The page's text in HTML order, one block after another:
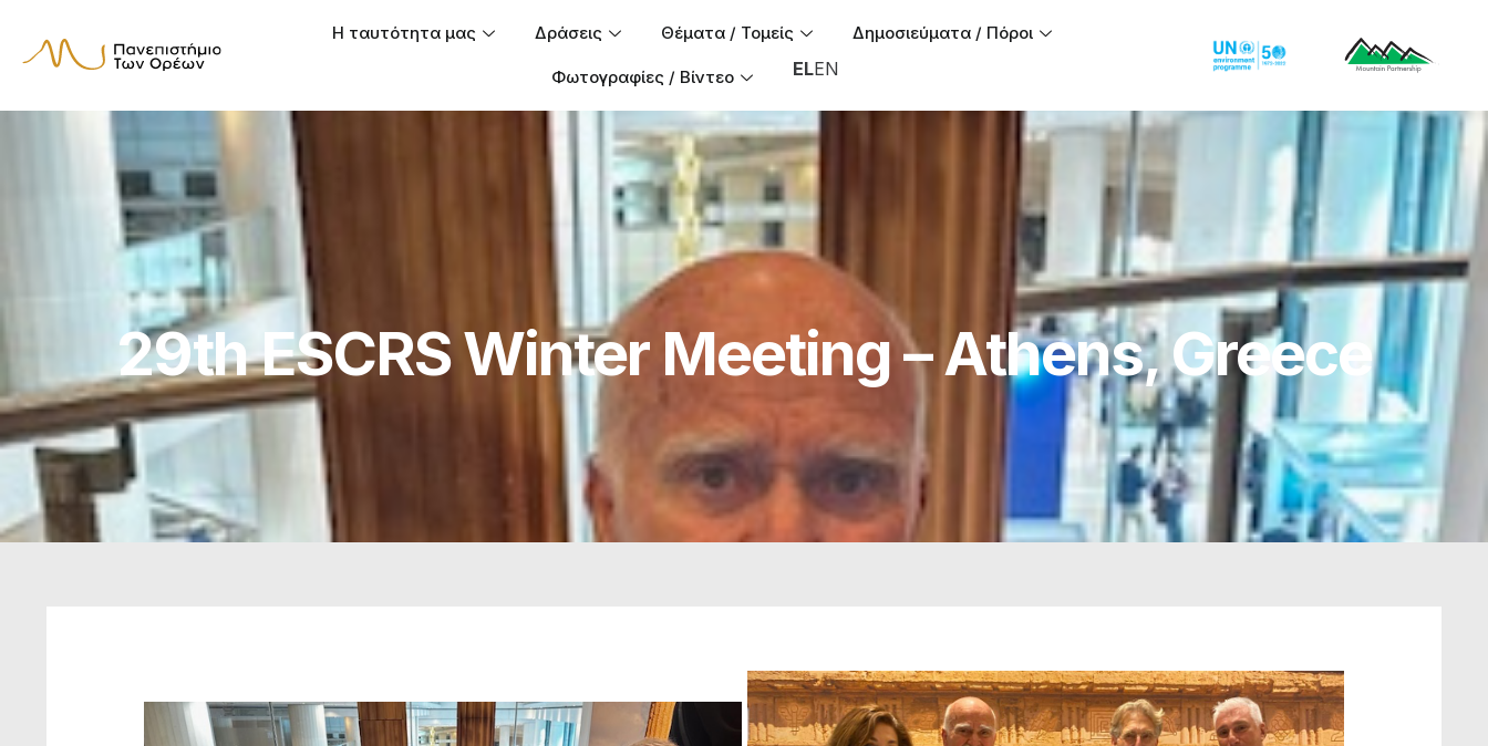
Η ταυτότητα μας Δράσεις Θέματα / Τομείς Δημοσιεύματα / Πόροι
Φωτογραφίες / Βίντεο ELEN
29th ESCRS Winter Meeting – Athens, Greece